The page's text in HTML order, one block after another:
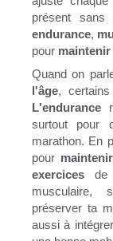
présent sans
endurance,
pour maintenir
Quand on
l'âge, certains
L'endurance
surtout pour
marathon. En
pour maintenir
exercices de
musculaire,
préserver ta
aussi à